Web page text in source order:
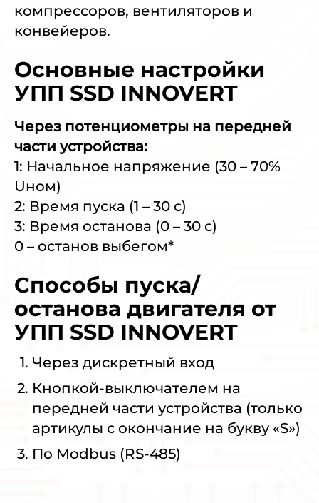
компрессоров, вентиляторов и
конвейеров.
Основные настройки
УПП SSD INNOVERT
Через потенциометры на передней
части устройства:
1: Начальное напряжение (30 – 70%
Uном)
2: Время пуска (1 – 30 с)
3: Время останова (0 – 30 с)
0 – останов выбегом*
Способы пуска/
останова двигателя от
УПП SSD INNOVERT
Через дискретный вход
Кнопкой-выключателем на
передней части устройства (только
артикулы с окончание на букву «S»)
По Modbus (RS-485)